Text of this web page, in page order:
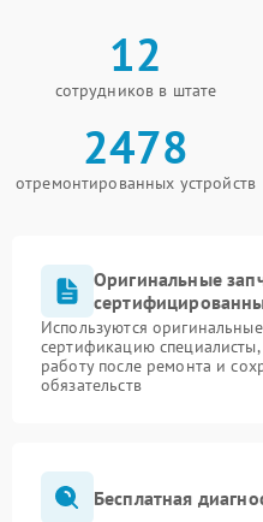
12
сотрудников в штате
2478
отремонтированных устройств
Оригинальные
Используются
сертификацию
работу после ремонта и
обязательств
Бесплатная